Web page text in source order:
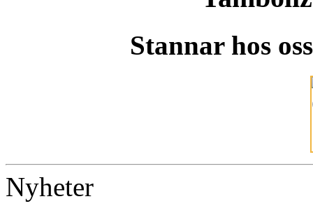
Stannar hos
Nyheter